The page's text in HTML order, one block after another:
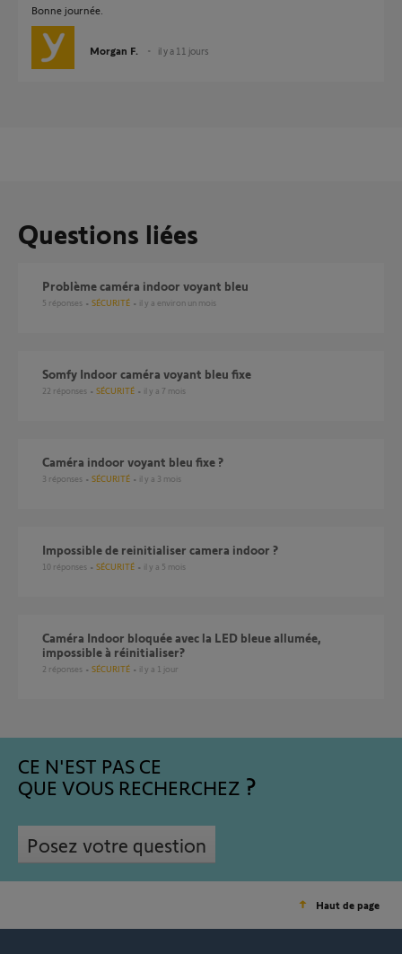
Bonne journée.
Morgan F. il y a 11 jours
Questions liées
Problème caméra indoor voyant bleu
5 réponses SÉCURITÉ il y a environ un mois
Somfy Indoor caméra voyant bleu fixe
22 réponses SÉCURITÉ il y a 7 mois
Caméra indoor voyant bleu fixe ?
3 réponses SÉCURITÉ il y a 3 mois
impossible de reinitialiser camera indoor ?
10 réponses SÉCURITÉ il y a 5 mois
Caméra Indoor bloquée avec la LED bleue allumée,
impossible à réinitialiser?
2 réponses SÉCURITÉ il y a 1 jour
CE N'EST PAS CE
QUE VOUS RECHERCHEZ
Posez votre question
Haut de page